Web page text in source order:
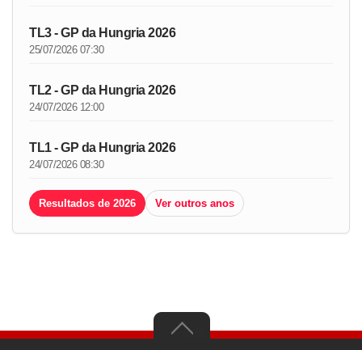
TL3 - GP da Hungria 2026
25/07/2026 07:30
TL2 - GP da Hungria 2026
24/07/2026 12:00
TL1 - GP da Hungria 2026
24/07/2026 08:30
Resultados de 2026 Ver outros anos